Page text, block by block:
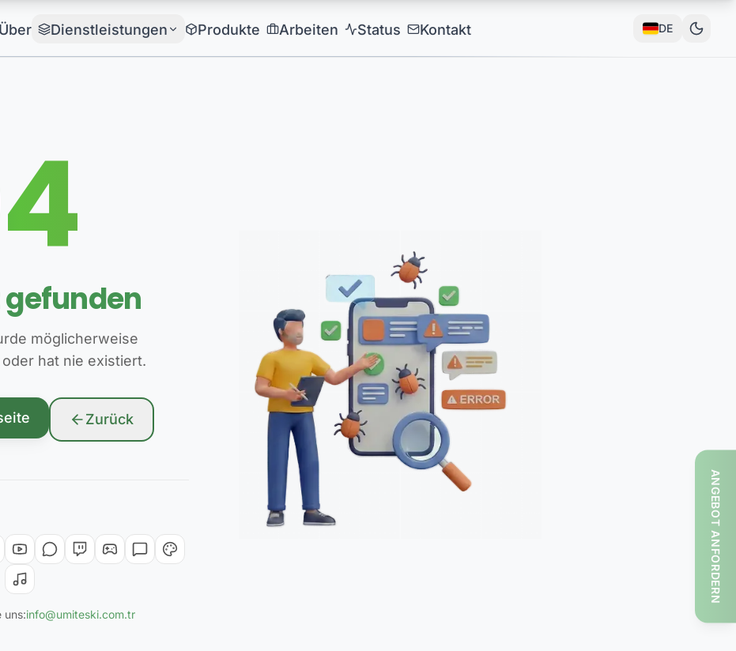
Über Dienstleistungen Produkte Arbeiten Status Kontakt DE
möglicherweise
hat nie existiert.
Zurück
uns:info@umiteski.com.tr
ANGEBOT ANFORDERN